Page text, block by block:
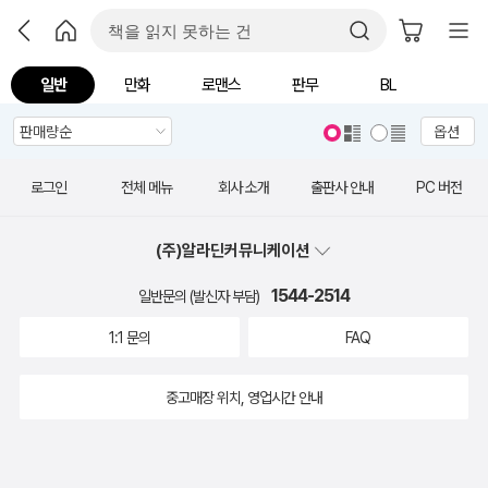
일반 만화 로맨스 판무 BL
옵션
로그인 전체 메뉴 회사 소개 출판사 안내 PC 버전
(주)알라딘커뮤니케이션
일반문의 (발신자 부담) 1544-2514
1:1 문의 FAQ
중고매장 위치, 영업시간 안내